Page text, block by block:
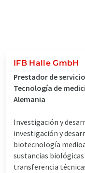
IFB Halle GmbH
Prestador de
Tecnología de
Alemania
Investigación y
investigación y
biotecnología
sustancias
transferencia